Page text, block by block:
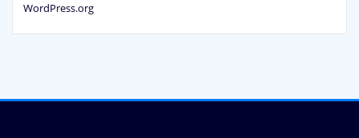
WordPress.org